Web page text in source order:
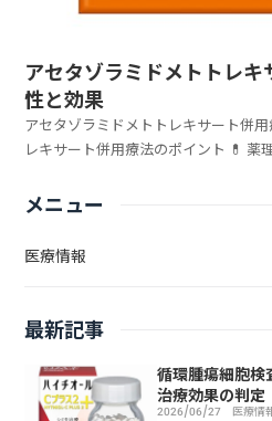
アセタゾラミドメトトレ
性と効果
アセタゾラミドメトトレキサート併用療法 アセタゾラミド
レキサート併用療法のポイント 💊 薬理学的作用機序 アセタゾラミド
メニュー
医療情報
最新記事
循環腫瘍細胞検
治療効果の判定
2026/06/27 医療情